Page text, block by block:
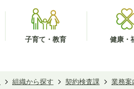
子育て・教育 健康・
組織から探す 契約検査課 業務案